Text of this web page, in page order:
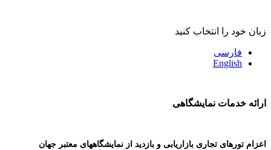
زبان خود را انتخاب کنید
فارسی
English
ارائه خدمات نمایشگاهی
اعزام تورهای تجاری بازاریابی و بازدید از نمایشگاههای معتبر جهان